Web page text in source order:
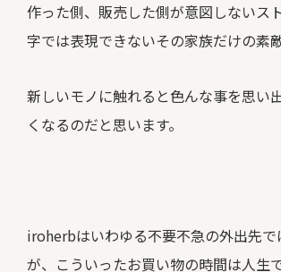
作った側、販売した側が意図しないス
字では表現できないその家族だけの素
新しいモノに触れると色んな事を思い
くなるのだと思います。
iroherbはいわゆる不要不急の外出先で
が、こういったお買い物の時間は人生